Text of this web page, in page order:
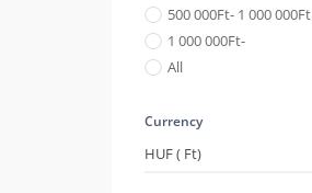
500 000Ft- 1 000 000Ft
1 000 000Ft-
All
Currency